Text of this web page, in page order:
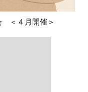
＜４月開催＞